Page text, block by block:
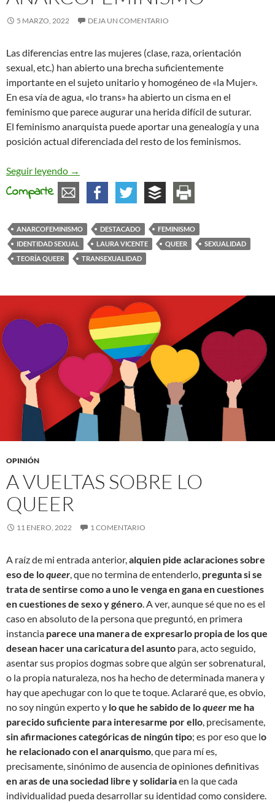
5 MARZO, 2022 DEJA UN COMENTARIO
Las diferencias entre las mujeres (clase, raza, orientación
sexual, etc.) han abierto una brecha suficientemente
importante en el sujeto unitario y homogéneo de «la Mujer».
En esa vía de agua, «lo trans» ha abierto un cisma en el
feminismo que parece augurar una herida difícil de suturar.
El feminismo anarquista puede aportar una genealogía y una
posición actual diferenciada del resto de los feminismos.
Seguir leyendo A vueltas con «lo trans» desde el
→
Comparte
ANARCOFEMINISMO DESTACADO
FEMINISMO
IDENTIDAD SEXUAL
LAURA VICENTE QUEER
SEXUALIDAD
TEORÍA QUEER
TRANSEXUALIDAD
OPINIÓN
A VUELTAS SOBRE LO
QUEER
11 ENERO, 2022 1 COMENTARIO
A raíz de mi entrada anterior, alquien pide aclaraciones sobre
eso de loqueer , que no termina de entenderlo, pregunta si se
trata de sentirse como a uno le venga en gana en cuestiones
en cuestiones de sexo y género . A ver, aunque sé que no es el
caso en absoluto de la persona que preguntó, en primera
instancia parece una manera de expresarlo propia de los que
desean hacer una caricatura del asunto para, acto seguido,
asentar sus propios dogmas sobre que algún ser sobrenatural,
o la propia naturaleza, nos ha hecho de determinada manera y
hay que apechugar con lo que te toque. Aclararé que, es obvio,
no soy ningún experto y lo que he sabido de loqueer me ha
parecido suficiente para interesarme por ello , precisamente,
sin afirmaciones categóricas de ningún tipo; es por eso que lo
he relacionado con el anarquismo , que para mí es,
precisamente, sinónimo de ausencia de opiniones definitivas
en aras de una sociedad libre y solidariaen la que cada
individualidad pueda desarrollar su identidad como considere.